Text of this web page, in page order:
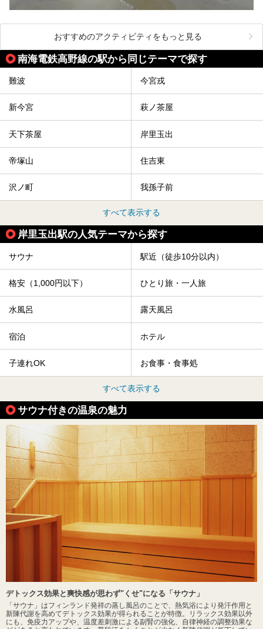
おすすめのアクティビティをもっと見る
南海電鉄高野線の駅から同じテーマで探す
難波 今宮戎
新今宮 萩ノ茶屋
天下茶屋 岸里玉出
帝塚山 住吉東
沢ノ町 我孫子前
すべて表示する
岸里玉出駅の人気テーマから探す
サウナ 駅近（徒歩10分以内）
格安（1,000円以下） ひとり旅・一人旅
水風呂 露天風呂
宿泊 ホテル
子連れOK お食事・食事処
すべて表示する
サウナ付きの温泉の魅力
デトックス効果と爽快感が思わず"くせ"になる「サウナ」
「サウナ」はフィンランド発祥の蒸し風呂のことで、熱気浴により発汗作用と
新陳代謝を高めてデトックス効果が得られることが特徴。リラックス効果以外
にも、免疫力アップや、温度差刺激による副腎の強化、自律神経の調整効果な